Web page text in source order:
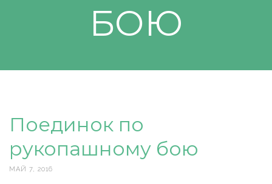
БОЮ
Поединок по
рукопашному бою
МАЙ 7, 2016